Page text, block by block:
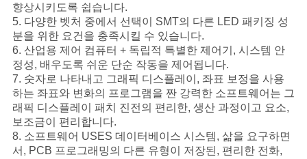
따
옴
표
를
요
향상시키도록 쉽습니다.
5. 다양한 벳처 중에서 선택이 SMT의 다른 LED 패키징 성
분을 위한 요건을 충족시킬 수 있습니다.
6. 산업용 제어 컴퓨터 + 독립적 특별한 제어기, 시스템 안
정성, 배우도록 쉬운 단순 작동을 제어됩니다.
7. 숫자로 나타내고 그래픽 디스플레이, 좌표 보정을 사용
하는 좌표와 변화의 프로그램을 짠 강력한 소프트웨어는 그
래픽 디스플레이 패치 진전의 편리한, 생산 과정이고 요소,
보조금이 편리합니다.
8. 소프트웨어 USES 데이터베이스 시스템, 삶을 요구하면
서, PCB 프로그래밍의 다른 유형이 저장된, 편리한 전화,